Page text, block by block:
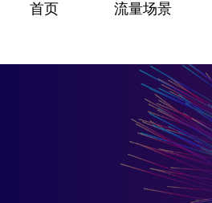
首页 流量场景